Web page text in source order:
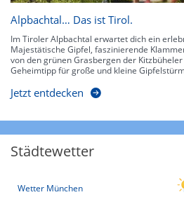
Alpbachtal… Das ist Tirol.
Im Tiroler Alpbachtal erwartet dich ein
Majestätische Gipfel, faszinierende
von den grünen Grasbergen der
Geheimtipp für große und kleine
Jetzt entdecken
Städtewetter
Wetter München